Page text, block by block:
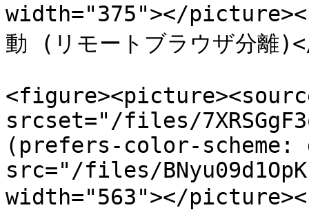
width="375"></
動 (リモートブラウザ分
srcset="/files/
(prefers-color-scheme:
src="/files/
width="563"></